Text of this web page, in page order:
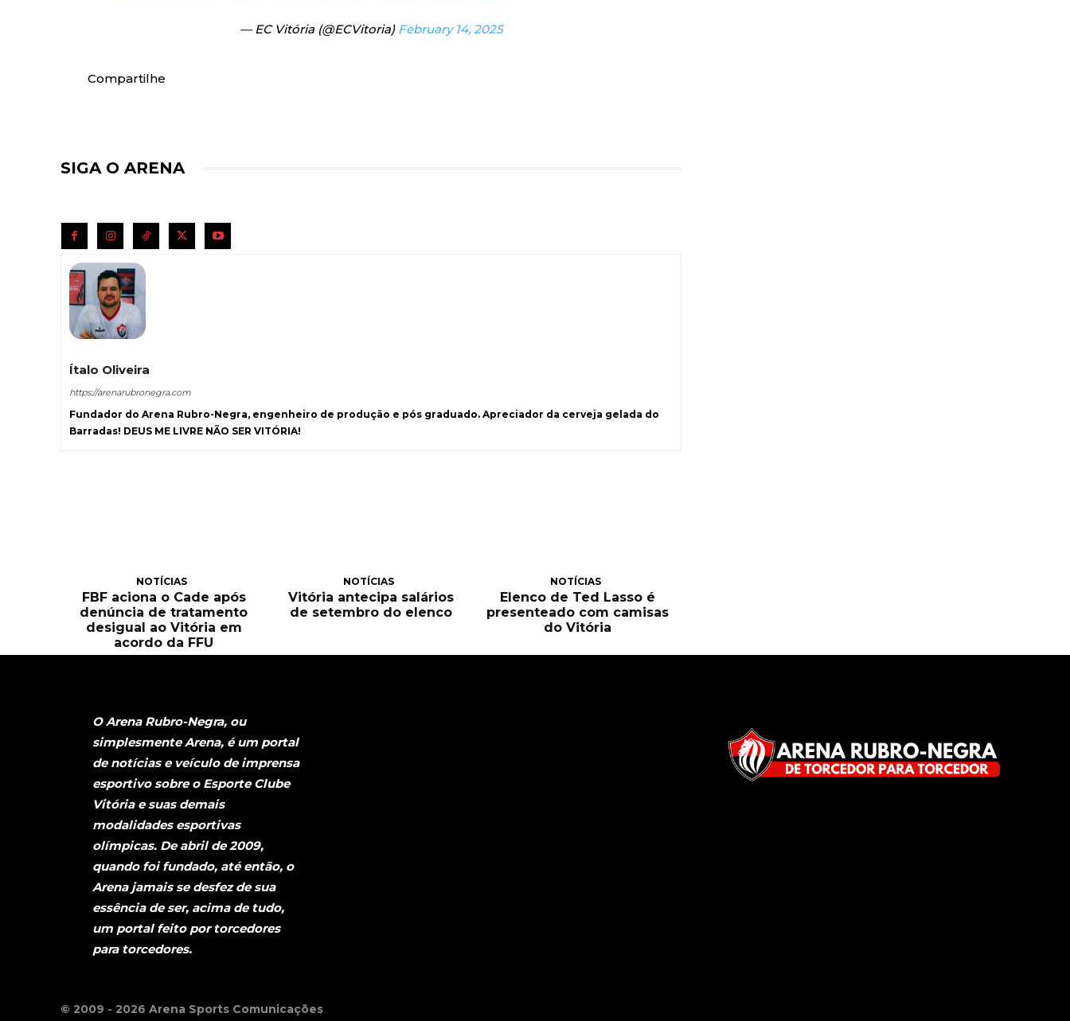
— EC Vitória (@ECVitoria) February 14, 2025
Compartilhe
SIGA O ARENA
Ítalo Oliveira
https://arenarubronegra.com
Fundador do Arena Rubro-Negra, engenheiro de produção e pós graduado. Apreciador da cerveja gelada do
Barradas! DEUS ME LIVRE NÃO SER VITÓRIA!
NOTÍCIAS
FBF aciona o Cade após
denúncia de tratamento
desigual ao Vitória em
acordo da FFU
NOTÍCIAS
Vitória antecipa salários
de setembro do elenco
NOTÍCIAS
Elenco de Ted Lasso é
presenteado com camisas
do Vitória
O Arena Rubro-Negra, ou
simplesmente Arena, é um portal
de notícias e veículo de imprensa
esportivo sobre o Esporte Clube
Vitória e suas demais
modalidades esportivas
olímpicas. De abril de 2009,
quando foi fundado, até então, o
Arena jamais se desfez de sua
essência de ser, acima de tudo,
um portal feito por torcedores
para torcedores.
© 2009 - 2026 Arena Sports Comunicações